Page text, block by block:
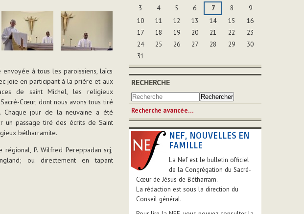
à tous les paroissiens, laïcs
joie en participant à la prière et aux
de saint Michel, les religieux
Cœur, dont nous avons tous tiré
Chaque jour de la neuvaine a été
un passage tiré des écrits de Saint
bétharramite.
P. Wilfred Pereppadan scj,
ou directement en tapant
3
4 5 6 7 8
9
10
11 12 13 14 15
16
17
18 19 20 21 22
23
24
25 26 27 28 29
30
31
RECHERCHE
Recherche avancée…
NEF, NOUVELLES EN
FAMILLE
La Nef est le bulletin officiel
de la Congrégation du Sacré-
Cœur de Jésus de Bétharram.
La rédaction est sous la direction du
Conseil général.